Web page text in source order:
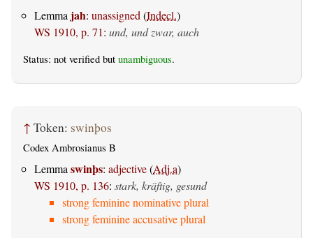
Lemma jah: unassigned (Indecl.)
WS 1910, p. 71: und, und zwar, auch
Status: not verified but unambiguous.
↑ Token: swinþos
Codex Ambrosianus B
Lemmaswinþs: adjective(Adj.a)
WS 1910, p. 136: stark, kräftig, gesund
strong feminine nominative plural
strong feminine accusative plural